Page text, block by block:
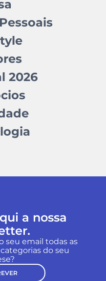
2026
a nossa
seu email todas as
do seu